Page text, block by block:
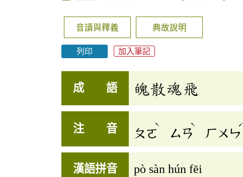
音讀與釋義 典故說明
列印 加入筆記
成 語 魄散魂飛
注 音 ㄆㄛ
ˋ
ㄙㄢ
ˋ
ㄏㄨㄣ
ˊ
漢語拼音 pò sàn hún fēi